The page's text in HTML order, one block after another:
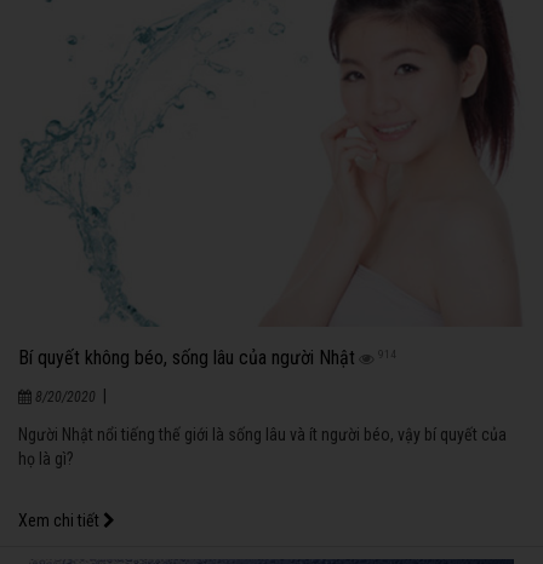
Bí quyết không béo, sống lâu của người Nhật 914
8/20/2020 |
Người Nhật nổi tiếng thế giới là sống lâu và ít người béo, vậy bí quyết của
họ là gì?
Xem chi tiết